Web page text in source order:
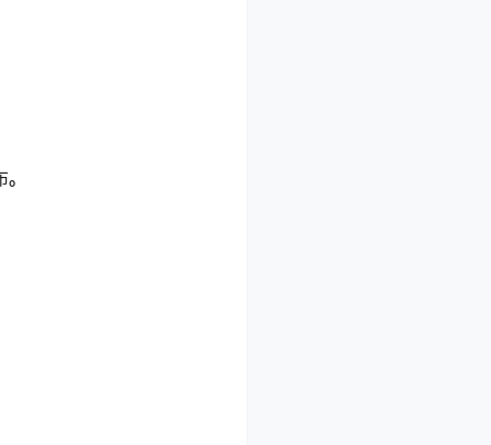
。